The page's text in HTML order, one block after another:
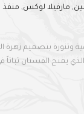
مارفيلا لوكس منفذ
وتنورة بتصميم زهرة
يمنح الفستان ثباتاً